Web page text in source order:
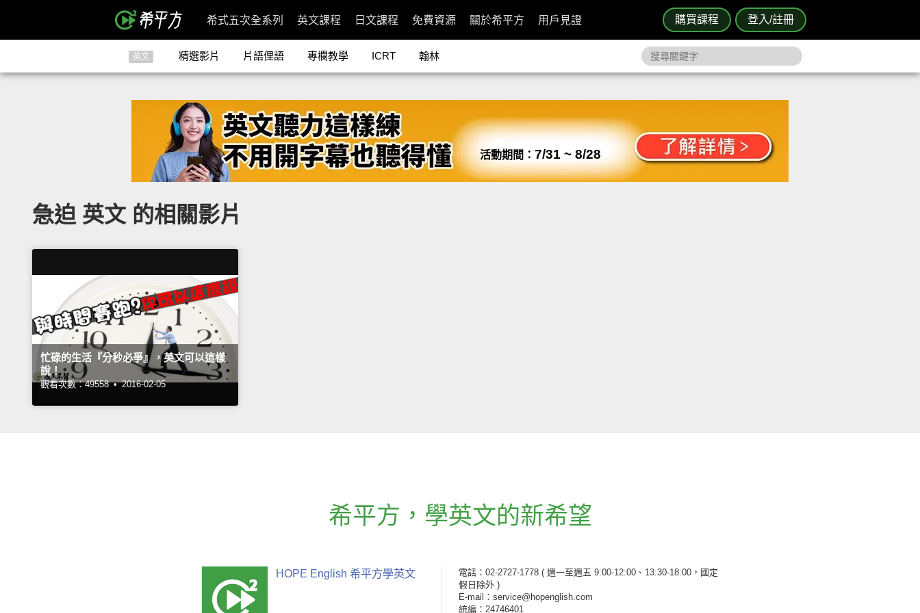
購買課程 登入/註冊
希式五次全系列 英文課程 日文課程 免費資源 關於希平方 用戶見證
英文 精選影片 片語俚語 專欄教學 ICRT 翰林
活動期間： 7/31 ~ 8/28
急迫 英文 的相關影片
忙碌的生活『分秒必爭』，英文可以這樣
說！
觀看次數：49558 • 2016-02-05
希平方 ， 學英文的新希望
HOPE English 希平方學英文 電話：02-2727-1778 ( 週一至週五 9:00-12:00、13:30-18:00，國定
假日除外 )
E-mail：service@hopenglish.com
統編：24746401